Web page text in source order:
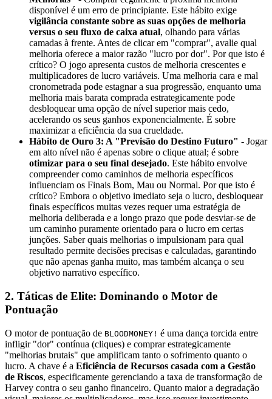
disponível é um erro de principiante. Este hábito exige
vigilância constante sobre as suas opções de melhoria
versus o seu fluxo de caixa atual, olhando para várias
camadas à frente. Antes de clicar em "comprar", avalie qual
melhoria oferece a maior razão "lucro por dor". Por que isto é
crítico? O jogo apresenta custos de melhoria crescentes e
multiplicadores de lucro variáveis. Uma melhoria cara e mal
cronometrada pode estagnar a sua progressão, enquanto uma
melhoria mais barata comprada estrategicamente pode
desbloquear uma opção de nível superior mais cedo,
acelerando os seus ganhos exponencialmente. É sobre
maximizar a eficiência da sua crueldade.
Hábito de Ouro 3: A "Previsão do Destino Futuro" - Jogar
em alto nível não é apenas sobre o clique atual; é sobre
otimizar para o seu final desejado. Este hábito envolve
compreender como caminhos de melhoria específicos
influenciam os Finais Bom, Mau ou Normal. Por que isto é
crítico? Embora o objetivo imediato seja o lucro, desbloquear
finais específicos muitas vezes requer uma estratégia de
melhoria deliberada e a longo prazo que pode desviar-se de
um caminho puramente orientado para o lucro em certas
junções. Saber quais melhorias o impulsionam para qual
resultado permite decisões precisas e calculadas, garantindo
que não apenas ganha muito, mas também alcança o seu
objetivo narrativo específico.
2. Táticas de Elite: Dominando o Motor de
Pontuação
O motor de pontuação de BLOODMONEY! é uma dança torcida entre
infligir "dor" contínua (cliques) e comprar estrategicamente
"melhorias brutais" que amplificam tanto o sofrimento quanto o
lucro. A chave é a Eficiência de Recursos casada com a Gestão
de Riscos, especificamente gerenciando a taxa de transformação de
Harvey contra o seu ganho financeiro. Quanto maior a degradação